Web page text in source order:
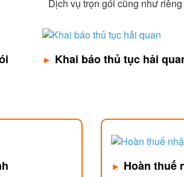
Dịch vụ trọn gói cũng như
► Khai báo thủ tục hải
► Hoàn thuế